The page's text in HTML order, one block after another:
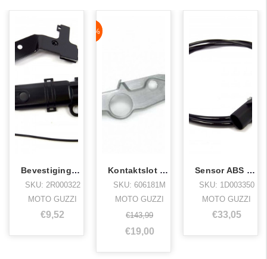
Bevestigingskit abs v9
SKU: 2R000322
MOTO GUZZI
€9,52
NaN%
-87%
Kontaktslot cover v7 ii abs
SKU: 606181M
MOTO GUZZI
€143,99
€19,00
Sensor ABS voorwiel V7, Stelvio
SKU: 1D003350
MOTO GUZZI
€33,05